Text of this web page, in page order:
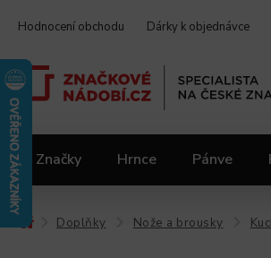
Hodnocení obchodu Dárky k objednávce
Značky Hrnce Pánve
Doplňky Nože a brousky